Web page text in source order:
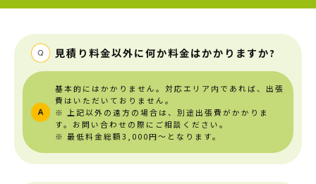
見積り料金以外に何か料金はかかりますか?
基本的にはかかりません。対応エリア内であれば、出張
費はいただいておりません。
※ 上記以外の遠方の場合は、別途出張費がかかりま
す。お問い合わせの際にご相談ください。
※ 最低料金総額3,000円～となります。